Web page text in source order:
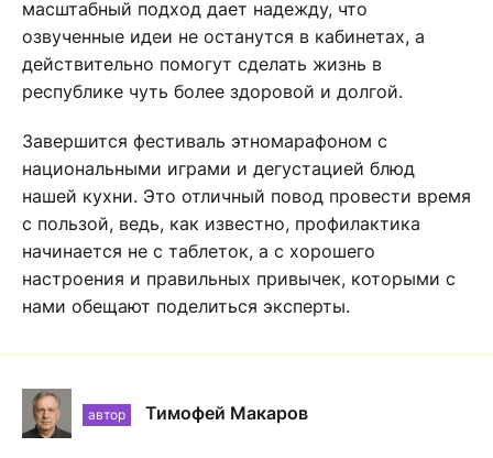
масштабный подход дает надежду, что
озвученные идеи не останутся в кабинетах, а
действительно помогут сделать жизнь в
республике чуть более здоровой и долгой.
Завершится фестиваль этномарафоном с
национальными играми и дегустацией блюд
нашей кухни. Это отличный повод провести время
с пользой, ведь, как известно, профилактика
начинается не с таблеток, а с хорошего
настроения и правильных привычек, которыми с
нами обещают поделиться эксперты.
автор Тимофей Макаров